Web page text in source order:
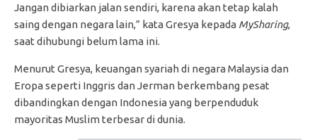
Jangan dibiarkan jalan sendiri, karena akan tetap kalah
saing dengan negara lain,” kata Gresya kepada MySharing,
saat dihubungi belum lama ini.
Menurut Gresya, keuangan syariah di negara Malaysia dan
Eropa seperti Inggris dan Jerman berkembang pesat
dibandingkan dengan Indonesia yang berpenduduk
mayoritas Muslim terbesar di dunia.